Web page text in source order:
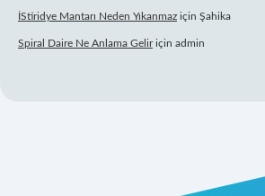
İStiridye Mantarı Neden Yıkanmaz için Şahika
Spiral Daire Ne Anlama Geliriçin admin